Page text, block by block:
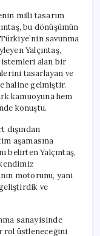
milli tasarım
bu dönüşümün
savunma
Yalçıntaş,
alan bir
tasarlayan ve
haline gelmiştir.
kamuoyuna hem
konuştu.
aşamasına
belirten Yalçıntaş,
motorunu, yani
ve
sanayisinde
rol üstleneceğini